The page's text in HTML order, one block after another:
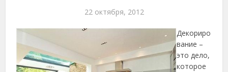
22 октября, 2012
Декориро
вание –
это дело,
которое